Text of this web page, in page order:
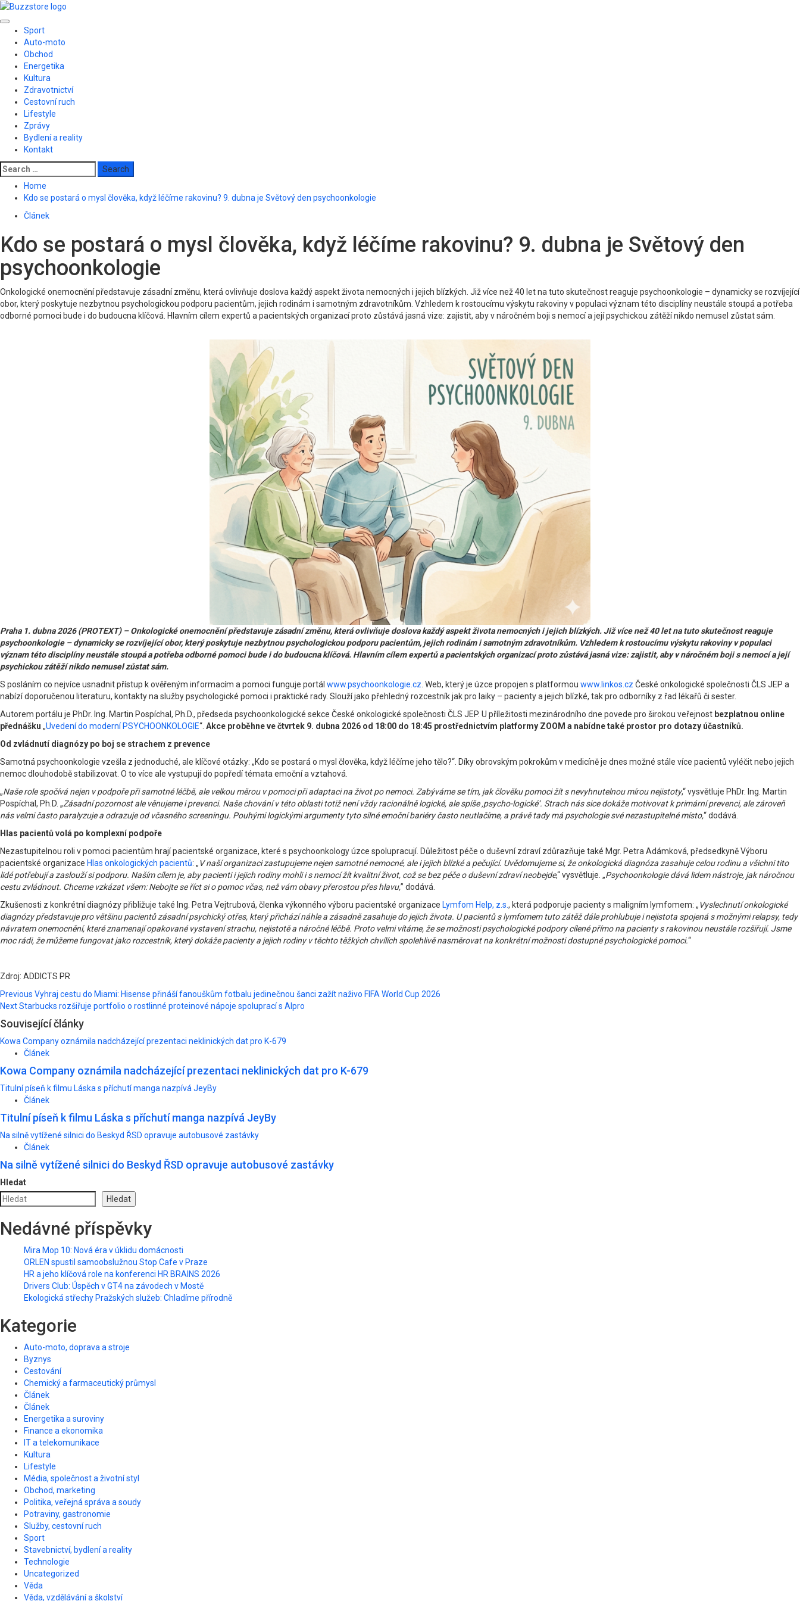
Skip
content
Primary
Menu
Sport
Auto-moto
Obchod
Energetika
Kultura
Zdravotnictví
Cestovní ruch
Lifestyle
Zprávy
Bydlení a reality
Kontakt
Search
for:
Home
Kdo se postará o mysl člověka, když léčíme rakovinu? 9. dubna je Světový den psychoonkologie
Článek
Kdo se postará o mysl člověka, když léčíme rakovinu? 9. dubna je Světový den
psychoonkologie
Onkologické onemocnění představuje zásadní změnu, která ovlivňuje doslova každý aspekt života nemocných i jejich blízkých. Již více než 40 let na tuto skutečnost reaguje psychoonkologie – dynamicky se rozvíjející
obor, který poskytuje nezbytnou psychologickou podporu pacientům, jejich rodinám i samotným zdravotníkům. Vzhledem k rostoucímu výskytu rakoviny v populaci význam této disciplíny neustále stoupá a potřeba
odborné pomoci bude i do budoucna klíčová. Hlavním cílem expertů a pacientských organizací proto zůstává jasná vize: zajistit, aby v náročném boji s nemocí a její psychickou zátěží nikdo nemusel zůstat sám.
Praha 1. dubna 2026 (PROTEXT) – Onkologické onemocnění představuje zásadní změnu, která ovlivňuje doslova každý aspekt života nemocných i jejich blízkých. Již více než 40 let na tuto skutečnost reaguje
psychoonkologie – dynamicky se rozvíjející obor, který poskytuje nezbytnou psychologickou podporu pacientům, jejich rodinám i samotným zdravotníkům. Vzhledem k rostoucímu výskytu rakoviny v populaci
význam této disciplíny neustále stoupá a potřeba odborné pomoci bude i do budoucna klíčová. Hlavním cílem expertů a pacientských organizací proto zůstává jasná vize: zajistit, aby v náročném boji s nemocí a její
psychickou zátěží nikdo nemusel zůstat sám.
S posláním co nejvíce usnadnit přístup k ověřeným informacím a pomoci funguje portál www.psychoonkologie.cz . Web, který je úzce propojen s platformou www.linkos.cz České onkologické společnosti ČLS JEP a
nabízí doporučenou literaturu, kontakty na služby psychologické pomoci i praktické rady. Slouží jako přehledný rozcestník jak pro laiky – pacienty a jejich blízké, tak pro odborníky z řad lékařů či sester.
Autorem portálu je PhDr. Ing. Martin Pospíchal, Ph.D., předseda psychoonkologické sekce České onkologické společnosti ČLS JEP. U příležitosti mezinárodního dne povede pro širokou veřejnost bezplatnou online
přednášku „Uvedení do moderní PSYCHOONKOLOGIE“. Akce proběhne ve čtvrtek 9. dubna 2026 od 18:00 do 18:45 prostřednictvím platformy ZOOM a nabídne také prostor pro dotazy účastníků.
Od zvládnutí diagnózy po boj se strachem z prevence
Samotná psychoonkologie vzešla z jednoduché, ale klíčové otázky: „Kdo se postará o mysl člověka, když léčíme jeho tělo?“. Díky obrovským pokrokům v medicíně je dnes možné stále více pacientů vyléčit nebo jejich
nemoc dlouhodobě stabilizovat. O to více ale vystupují do popředí témata emoční a vztahová.
„Naše role spočívá nejen v podpoře při samotné léčbě, ale velkou měrou v pomoci při adaptaci na život po nemoci. Zabýváme se tím, jak člověku pomoci žít s nevyhnutelnou mírou nejistoty,“ vysvětluje PhDr. Ing. Martin
Pospíchal, Ph.D. „Zásadní pozornost ale věnujeme i prevenci. Naše chování v této oblasti totiž není vždy racionálně logické, ale spíše ‚psycho-logické‘. Strach nás sice dokáže motivovat k primární prevenci, ale zároveň
nás velmi často paralyzuje a odrazuje od včasného screeningu. Pouhými logickými argumenty tyto silné emoční bariéry často neutlačíme, a právě tady má psychologie své nezastupitelné místo,“ dodává.
Hlas pacientů volá po komplexní podpoře
Nezastupitelnou roli v pomoci pacientům hrají pacientské organizace, které s psychoonkology úzce spolupracují. Důležitost péče o duševní zdraví zdůrazňuje také Mgr. Petra Adámková, předsedkyně Výboru
pacientské organizace Hlas onkologických pacientů: „V naší organizaci zastupujeme nejen samotné nemocné, ale i jejich blízké a pečující. Uvědomujeme si, že onkologická diagnóza zasahuje celou rodinu a všichni tito
lidé potřebují a zaslouží si podporu. Naším cílem je, aby pacienti i jejich rodiny mohli i s nemocí žít kvalitní život, což se bez péče o duševní zdraví neobejde,“ vysvětluje. „Psychoonkologie dává lidem nástroje, jak náročnou
cestu zvládnout. Chceme vzkázat všem: Nebojte se říct si o pomoc včas, než vám obavy přerostou přes hlavu,” dodává.
Zkušenosti z konkrétní diagnózy přibližuje také Ing. Petra Vejtrubová, členka výkonného výboru pacientské organizace Lymfom Help, z.s. , která podporuje pacienty s maligním lymfomem: „Vyslechnutí onkologické
diagnózy představuje pro většinu pacientů zásadní psychický otřes, který přichází náhle a zásadně zasahuje do jejich života. U pacientů s lymfomem tuto zátěž dále prohlubuje i nejistota spojená s možnými relapsy, tedy
návratem onemocnění, které znamenají opakované vystavení strachu, nejistotě a náročné léčbě. Proto velmi vítáme, že se možnosti psychologické podpory cílené přímo na pacienty s rakovinou neustále rozšiřují. Jsme
moc rádi, že můžeme fungovat jako rozcestník, který dokáže pacienty a jejich rodiny v těchto těžkých chvílích spolehlivě nasměrovat na konkrétní možnosti dostupné psychologické pomoci.“
Zdroj: ADDICTS PR
Post
navigation
Previous Vyhraj cestu do Miami: Hisense přináší fanouškům fotbalu jedinečnou šanci zažít naživo FIFA World Cup 2026
NextStarbucks rozšiřuje portfolio o rostlinné proteinové nápoje spoluprací s Alpro
Související články
Kowa Company oznámila nadcházející prezentaci neklinických dat pro K-679
Článek
Kowa Company oznámila nadcházející prezentaci neklinických dat pro K-679
Titulní píseň k filmu Láska s příchutí manga nazpívá JeyBy
Článek
Titulní píseň k filmu Láska s příchutí manga nazpívá JeyBy
Na silně vytížené silnici do Beskyd ŘSD opravuje autobusové zastávky
Článek
Na silně vytížené silnici do Beskyd ŘSD opravuje autobusové zastávky
Hledat
Hledat
Nedávné příspěvky
Mira Mop 10: Nová éra v úklidu domácnosti
ORLEN spustil samoobslužnou Stop Cafe v Praze
HR a jeho klíčová role na konferenci HR BRAINS 2026
Drivers Club: Úspěch v GT4 na závodech v Mostě
Ekologická střechy Pražských služeb: Chladíme přírodně
Kategorie
Auto-moto, doprava a stroje
Byznys
Cestování
Chemický a farmaceutický průmysl
Článek
Článek
Energetika a suroviny
Finance a ekonomika
IT a telekomunikace
Kultura
Lifestyle
Média, společnost a životní styl
Obchod, marketing
Politika, veřejná správa a soudy
Potraviny, gastronomie
Služby, cestovní ruch
Sport
Stavebnictví, bydlení a reality
Technologie
Uncategorized
Věda
Věda, vzdělávání a školství